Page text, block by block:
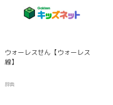
ウォーレスせん【ウォーレス
線】
辞典